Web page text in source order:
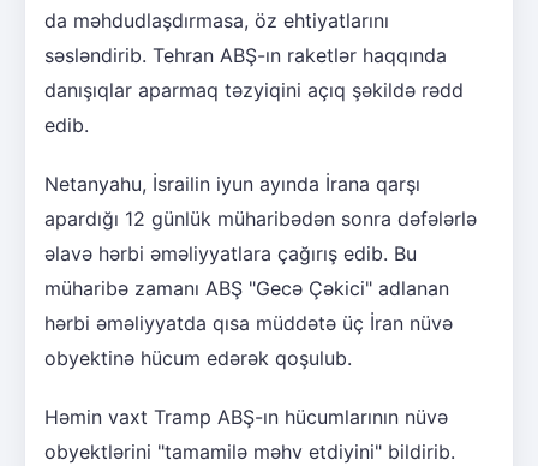
da məhdudlaşdırmasa, öz ehtiyatlarını
səsləndirib. Tehran ABŞ-ın raketlər haqqında
danışıqlar aparmaq təzyiqini açıq şəkildə rədd
edib.
Netanyahu, İsrailin iyun ayında İrana qarşı
apardığı 12 günlük müharibədən sonra dəfələrlə
əlavə hərbi əməliyyatlara çağırış edib. Bu
müharibə zamanı ABŞ "Gecə Çəkici" adlanan
hərbi əməliyyatda qısa müddətə üç İran nüvə
obyektinə hücum edərək qoşulub.
Həmin vaxt Tramp ABŞ-ın hücumlarının nüvə
obyektlərini "tamamilə məhv etdiyini" bildirib.